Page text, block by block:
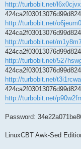
http://turbobit.net/
http://turbobit.net/
http://turbobit.net/
http://turbobit.net/
http://turbobit.net/
http://turbobit.net/
Password:
LinuxCBT Awk-Sed